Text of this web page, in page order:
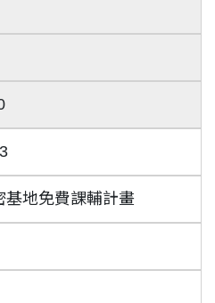
基地免費課輔計畫